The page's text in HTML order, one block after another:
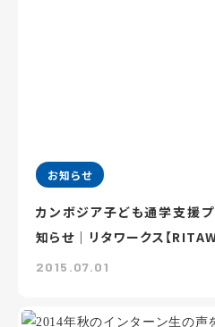
お知らせ
カンボジア子ども通学支援
知らせ｜リタワークス【
2015.07.01